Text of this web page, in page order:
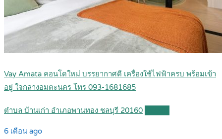
Vay Amata คอนโดใหม่ บรรยากาศดี เครื่องใช้ไฟฟ้าครบ พร้อมเข้า
อยู่ ใจกลางอมตะนคร โทร 093-1681685
ตำบล บ้านเก่า อำเภอพานทอง ชลบุรี 20160
6 เดือน ago